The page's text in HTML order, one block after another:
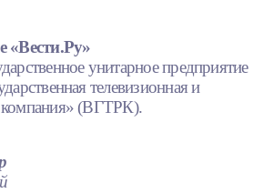
«Вести.Ру»
унитарное предприятие
телевизионная и
компания» (ВГТРК).